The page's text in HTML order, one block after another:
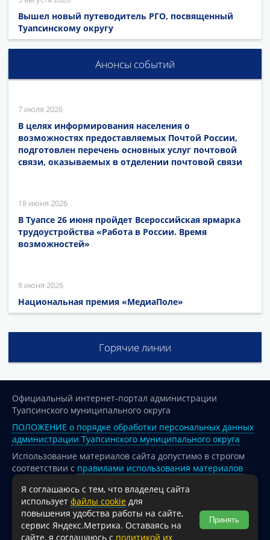
Вышел новый путеводитель РГО, посвященный
Туапсинскому округу
Анонсы событий
7 июля 2026
В целях информирования населения о
возможностях предоставляемых Почтой России,
подготовлен перечень основных услуг почтовой
связи, оказываемых в отделении почтовой связи
18 июня 2026
В Туапсе 26 июня пройдет Всероссийская ярмарка
трудоустройства «Работа в России. Время
возможностей»
8 июня 2026
Национальная премия «МедиаПоле»
Горячие линии
Официальный интернет-портал администрации
Туапсинского муниципального округа
ПОЛОЖЕНИЕ о порядке обработки персональных данных
администрации Туапсинского муниципального округа
Использование материалов сайта допустимо в строгом
соответствии с правилами использования материалов
опубликованных на сайте
При перепечатке и использовании информации ссылка
на источник обязательна.
Для сайтов и страниц сети Интернет обязательна
Я соглашаюсь с тем, что владелец сайта
использует файлы cookie для
повышения удобства работы на сайте,
сервис Яндекс.Метрика. Оставаясь на
сайте, я соглашаюсь с политикой их
Принять